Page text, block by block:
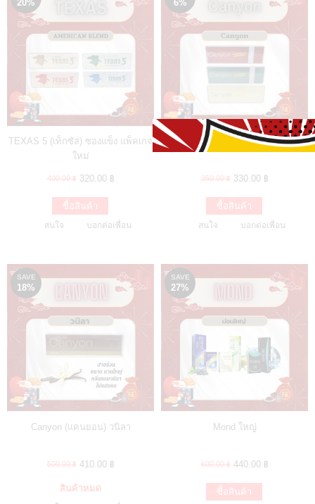
TEXAS 5 (เท็กซัส) ซองแข็ง แพ็คเกจ
ใหม่
400.00 ฿ 320.00 ฿
20%
ซื้อสินค้า
สนใจ บอกต่อเพื่อน
Canyon แคนยอน
350.00 ฿ 330.00 ฿
6%
ซื้อสินค้า
สนใจ บอกต่อเพื่อน
Canyon (แคนยอน) วนิลา
500.00 ฿ 410.00 ฿
SAVE
18%
สินค้าหมด
Mond ใหญ่
600.00 ฿ 440.00 ฿
SAVE
27%
ซื้อสินค้า